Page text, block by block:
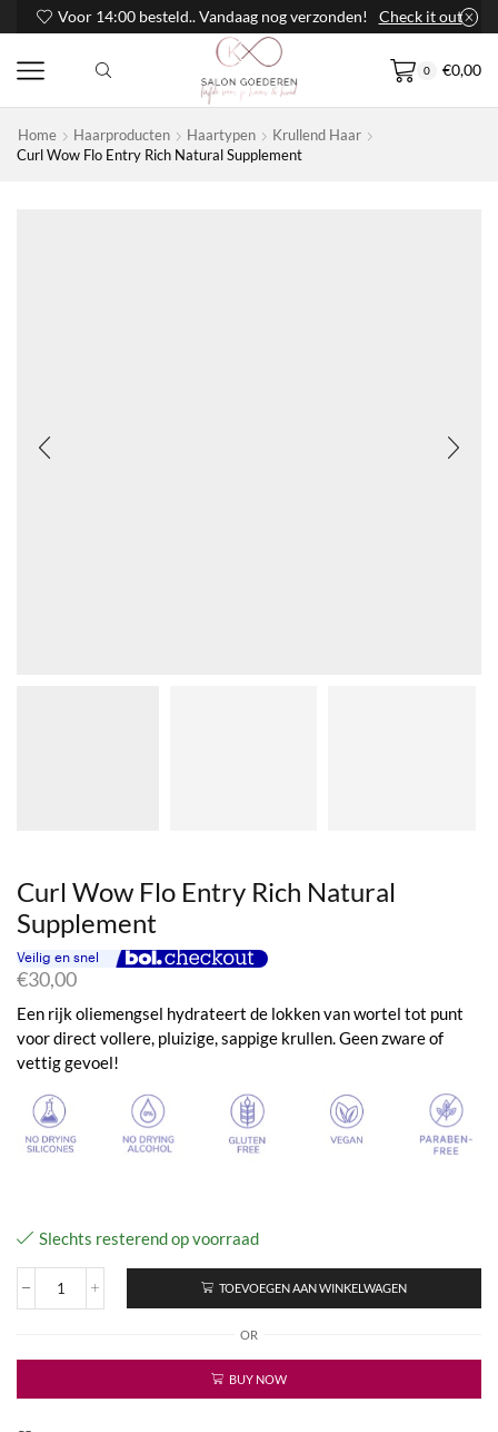
Voor 14:00 besteld.. Vandaag nog verzonden! Check it out
0 €0,00
Home Haarproducten Haartypen
Krullend Haar
Curl Wow Flo Entry Rich Natural Supplement
Curl Wow Flo Entry Rich Natural
Supplement
€30,00
Een rijk oliemengsel hydrateert de lokken van wortel tot punt
voor direct vollere, pluizige, sappige krullen. Geen zware of
vettig gevoel!
Slechts resterend op voorraad
Curl
Entry
Natural
TOEVOEGEN AAN WINKELWAGEN
OR
BUY NOW